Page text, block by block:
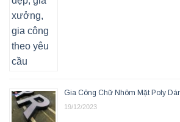
Gia Công Chữ Nhôm Mặt Poly
19/12/2023